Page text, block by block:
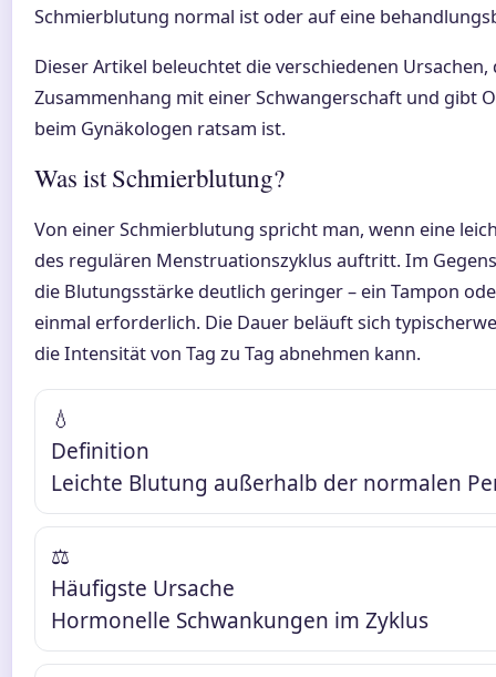
Schmierblutung normal ist oder auf eine
Dieser Artikel beleuchtet die verschiedenen
Zusammenhang mit einer Schwangerschaft und gibt
beim Gynäkologen ratsam ist.
Was ist Schmierblutung?
Von einer Schmierblutung spricht man, wenn eine
des regulären Menstruationszyklus auftritt. Im
die Blutungsstärke deutlich geringer – ein Tampon
einmal erforderlich. Die Dauer beläuft sich
die Intensität von Tag zu Tag abnehmen kann.
💧
Definition
Leichte Blutung außerhalb der normalen
⚖️
Häufigste Ursache
Hormonelle Schwankungen im Zyklus